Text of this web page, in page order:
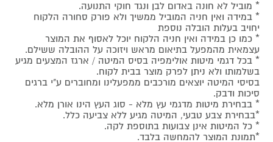
* מוביל לא חונה באדום לבן ונגד חוקי התנועה.
* במידה ואין חניה המוביל ממשיך ולא פורק סחורה הלקוח
יחויב בעלות הובלה נוספת
* כמו כן במידה ואין חניה הלקוח יוכל לאסוף את המוצר
עצמאית מהמפעל בתיאום מראש ויזוכה על ההובלה ששילם.
* בכל דגמי מיטות אולימפיה בסיס המיטה / ארגז המצעים מגיע
בשלמותו ולא ניתן לפרק מוצר בבית לקוח.
בסיסי המיטה יוצאים מורכבים ממפעלינו ומחוברים ע"י ברגים
סיכות ודבק.
* בבחירת מיטות מדגמי עץ מלא - סוג העץ הינו אורן מלא.
*בבחירת צבע טבעי, המיטה מגיע ללא צביעה כלל.
* כל המיטות אינן צבועות בתוספת לקה.
*תמונת המוצר להמחשה בלבד.